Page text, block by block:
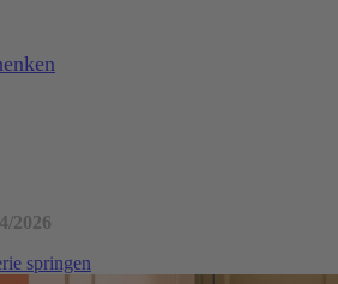
2026
springen